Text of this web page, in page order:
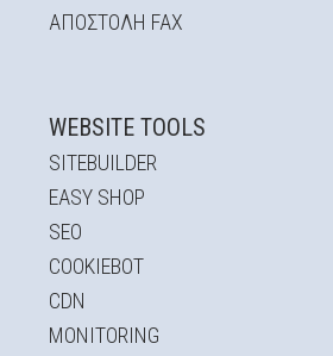
ΑΠΟΣΤΟΛΉ FAX
WEBSITE TOOLS
SITEBUILDER
EASY SHOP
SEO
COOKIEBOT
CDN
MONITORING